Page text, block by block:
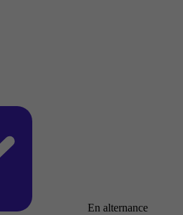
En alternance